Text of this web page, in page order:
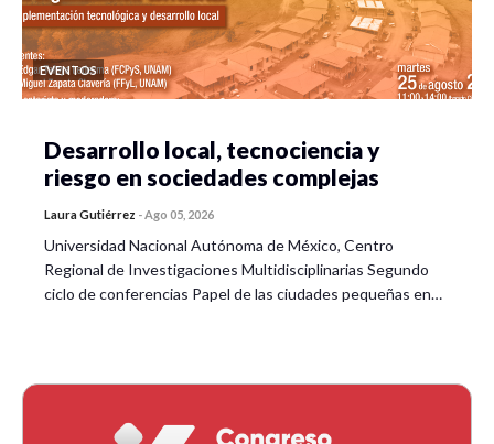
EVENTOS
Desarrollo local, tecnociencia y
riesgo en sociedades complejas
Laura Gutiérrez -Ago 05, 2026
Universidad Nacional Autónoma de México, Centro
Regional de Investigaciones Multidisciplinarias Segundo
ciclo de conferencias Papel de las ciudades pequeñas en…